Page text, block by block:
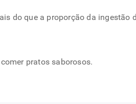
do que a proporção da ingestão
pratos saborosos.